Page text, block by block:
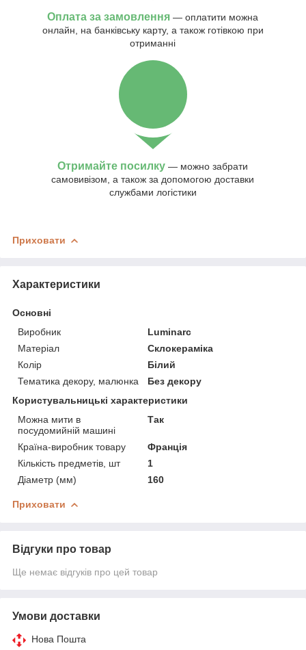
Оплата за замовлення — оплатити можна
онлайн, на банківську карту, а також готівкою при
отриманні
Отримайте посилку — можно забрати
самовивізом, а також за допомогою доставки
службами логістики
Приховати
Характеристики
Основні
Виробник
Luminarc
Матеріал
Склокераміка
Колір
Білий
Тематика декору, малюнка
Без декору
Користувальницькі характеристики
Можна мити в
посудомийній машині
Так
Країна-виробник товару
Франція
Кількість предметів, шт
1
Діаметр (мм)
160
Приховати
Відгуки про товар
Ще немає відгуків про цей товар
Умови доставки
Нова Пошта